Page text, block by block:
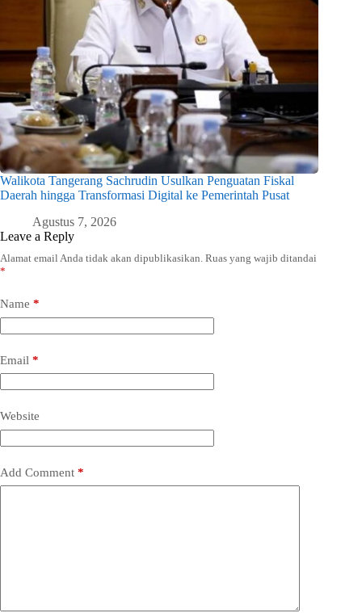
Walikota Tangerang Sachrudin Usulkan Penguatan Fiskal
Daerah hingga Transformasi Digital ke Pemerintah Pusat
Agustus 7, 2026
Leave a Reply
Alamat email Anda tidak akan dipublikasikan. Ruas yang wajib ditandai
*
Name *
Email *
Website
Add Comment *